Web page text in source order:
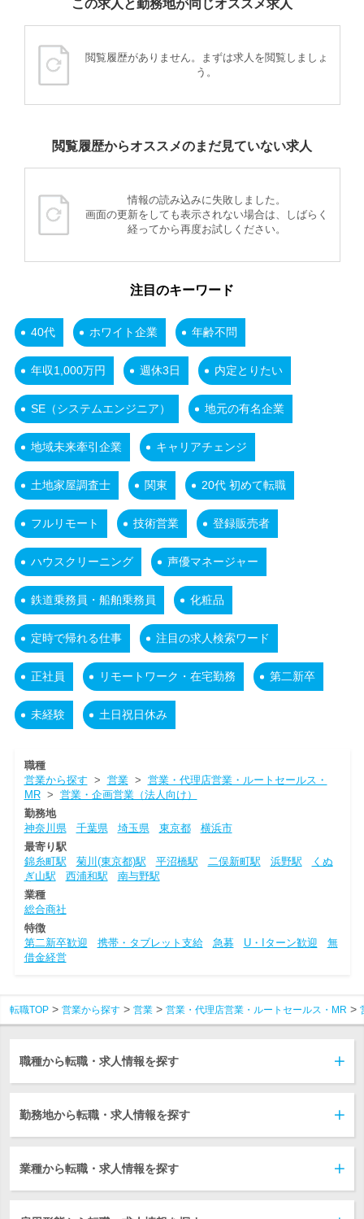
この求人と勤務地が同じオススメ求人
閲覧履歴がありません。まずは求人を閲覧しましょ
う。
閲覧履歴からオススメのまだ見ていない求人
情報の読み込みに失敗しました。
画面の更新をしても表示されない場合は、しばらく
経ってから再度お試しください。
注目のキーワード
40代 ホワイト企業 年齢不問
年収1,000万円 週休3日 内定とりたい
SE（システムエンジニア） 地元の有名企業
地域未来牽引企業 キャリアチェンジ
土地家屋調査士 関東 20代 初めて転職
フルリモート 技術営業 登録販売者
ハウスクリーニング 声優マネージャー
鉄道乗務員・船舶乗務員 化粧品
定時で帰れる仕事 注目の求人検索ワード
正社員 リモートワーク・在宅勤務 第二新卒
未経験 土日祝日休み
職種
営業から探す > 営業> 営業・代理店営業・ルートセールス・
MR> 営業・企画営業（法人向け）
勤務地
神奈川県
千葉県 埼玉県 東京都
横浜市
最寄り駅
錦糸町駅
菊川(東京都)駅 平沼橋駅 二俣新町駅 浜野駅
くぬ
ぎ山駅
西浦和駅
南与野駅
業種
総合商社
特徴
第二新卒歓迎
携帯・タブレット支給 急募 U・Iターン歓迎
無
借金経営
転職TOP 営業から探す 営業 営業・代理店営業・ルートセールス・MR
職種から転職・求人情報を探す
勤務地から転職・求人情報を探す
業種から転職・求人情報を探す